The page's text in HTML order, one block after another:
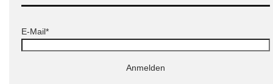
E-Mail*
Anmelden